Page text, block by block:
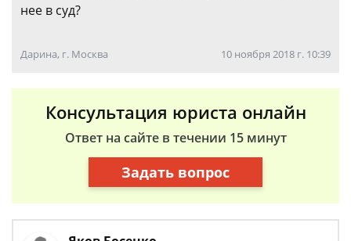
нее в суд?
Дарина, г. Москва 10 ноября 2018 г. 10:39
Консультация юриста онлайн
Ответ на сайте в течении 15 минут
Задать вопрос